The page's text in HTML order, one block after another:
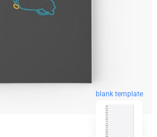
blank template